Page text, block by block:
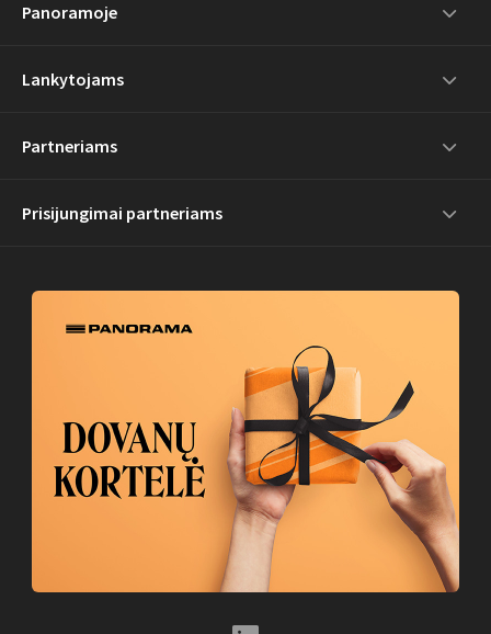
Panoramoje
Lankytojams
Partneriams
Prisijungimai partneriams